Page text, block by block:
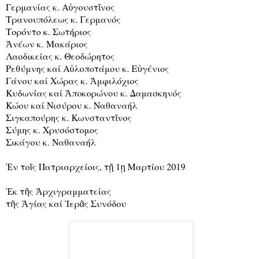
Γερμανίας κ. Αὐγουστῖνος
Τρανουπόλεως κ. Γερμανός
Τορόντο κ. Σωτήριος
Ἀνέων κ. Μακάριος
Λαοδικείας κ. Θεοδώρητος
Ρεθύμνης καί Αὐλοποτάμου κ. Εὐγένιος
Γάνου καί Χώρας κ. Ἀμφιλόχιος
Κυδωνίας καί Ἀποκορώνου κ. Δαμασκηνός
Κώου καί Νισύρου κ. Ναθαναήλ
Σιγκαπούρης κ. Κωνσταντῖνος
Σύμης κ. Χρυσόστομος
Σικάγου κ. Ναθαναήλ
Ἐν τοῖς Πατριαρχείοις, τῇ 1ῃ Μαρτίου 2019
Ἐκ τῆς Ἀρχιγραμματείας
τῆς Ἁγίας καί Ἱερᾶς Συνόδου